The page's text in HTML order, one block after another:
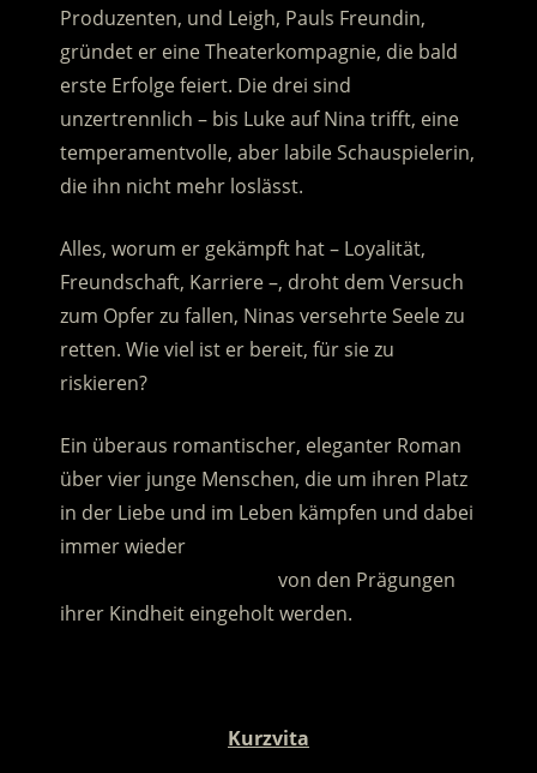
Produzenten, und Leigh, Pauls Freundin,
gründet er eine Theaterkompagnie, die bald
erste Erfolge feiert. Die drei sind
unzertrennlich – bis Luke auf Nina trifft, eine
temperamentvolle, aber labile Schauspielerin,
die ihn nicht mehr loslässt.
Alles, worum er gekämpft hat – Loyalität,
Freundschaft, Karriere –, droht dem Versuch
zum Opfer zu fallen, Ninas versehrte Seele zu
retten. Wie viel ist er bereit, für sie zu
riskieren?
Ein überaus romantischer, eleganter Roman
über vier junge Menschen, die um ihren Platz
in der Liebe und im Leben kämpfen und dabei
immer wieder
von den Prägungen
ihrer Kindheit eingeholt werden.
Kurzvita